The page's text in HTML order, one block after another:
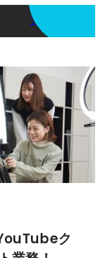
アプリを使う
ク